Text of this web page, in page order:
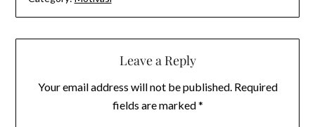
Leave a Reply
Your email address will not be published. Required
fields are marked*